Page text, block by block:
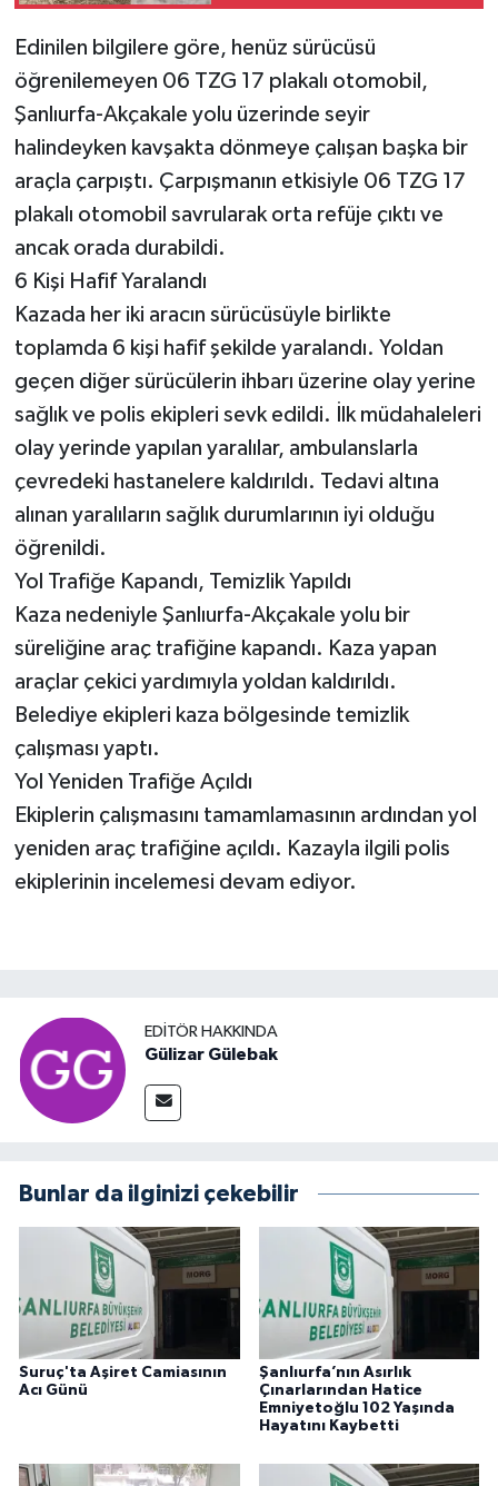
Edinilen bilgilere göre, henüz sürücüsü
öğrenilemeyen 06 TZG 17 plakalı otomobil,
Şanlıurfa-Akçakale yolu üzerinde seyir
halindeyken kavşakta dönmeye çalışan başka bir
araçla çarpıştı. Çarpışmanın etkisiyle 06 TZG 17
plakalı otomobil savrularak orta refüje çıktı ve
ancak orada durabildi.
6 Kişi Hafif Yaralandı
Kazada her iki aracın sürücüsüyle birlikte
toplamda 6 kişi hafif şekilde yaralandı. Yoldan
geçen diğer sürücülerin ihbarı üzerine olay yerine
sağlık ve polis ekipleri sevk edildi. İlk müdahaleleri
olay yerinde yapılan yaralılar, ambulanslarla
çevredeki hastanelere kaldırıldı. Tedavi altına
alınan yaralıların sağlık durumlarının iyi olduğu
öğrenildi.
Yol Trafiğe Kapandı, Temizlik Yapıldı
Kaza nedeniyle Şanlıurfa-Akçakale yolu bir
süreliğine araç trafiğine kapandı. Kaza yapan
araçlar çekici yardımıyla yoldan kaldırıldı.
Belediye ekipleri kaza bölgesinde temizlik
çalışması yaptı.
Yol Yeniden Trafiğe Açıldı
Ekiplerin çalışmasını tamamlamasının ardından yol
yeniden araç trafiğine açıldı. Kazayla ilgili polis
ekiplerinin incelemesi devam ediyor.
EDITÖR HAKKINDA
Gülizar Gülebak
Bunlar da ilginizi çekebilir
Suruç'ta Aşiret Camiasının
Acı Günü
Şanlıurfa’nın Asırlık
Çınarlarından Hatice
Emniyetoğlu 102 Yaşında
Hayatını Kaybetti